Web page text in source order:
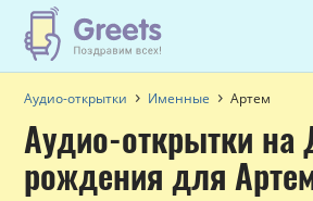
Аудио-открытки Именные Артем
Аудио-открытки на
рождения для